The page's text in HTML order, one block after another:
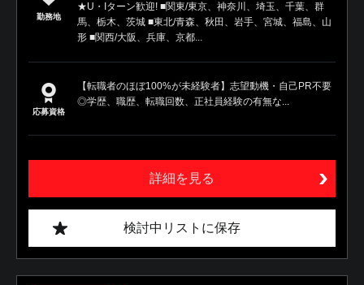
勤務地
★U・Iターン歓迎! ■関東/東京、神奈川、埼玉、千葉、群
馬、栃木、茨城 ■東北/青森、秋田、岩手、宮城、福島、山
形 ■関西/大阪、兵庫、京都...
応募資格
【転職者のほぼ100%が未経験者】志望動機・自己PR不要
◎学歴、職歴、転職回数、正社員経験の有無な...
詳細を見る
検討中リストに保存